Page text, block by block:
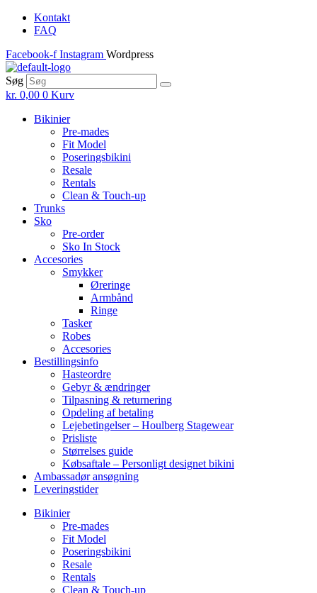
Skip
content
Kontakt
FAQ
Facebook-f Instagram Wordpress
Søg
kr. 0,00 0 Kurv
Bikinier
Pre-mades
Fit Model
Poseringsbikini
Resale
Rentals
Clean & Touch-up
Trunks
Sko
Pre-order
Sko In Stock
Accesories
Smykker
Øreringe
Armbånd
Ringe
Tasker
Robes
Accesories
Bestillingsinfo
Hasteordre
Gebyr & ændringer
Tilpasning & returnering
Opdeling af betaling
Lejebetingelser – Houlberg Stagewear
Prisliste
Størrelses guide
Købsaftale – Personligt designet bikini
Ambassadør ansøgning
Leveringstider
Bikinier
Pre-mades
Fit Model
Poseringsbikini
Resale
Rentals
Clean & Touch-up